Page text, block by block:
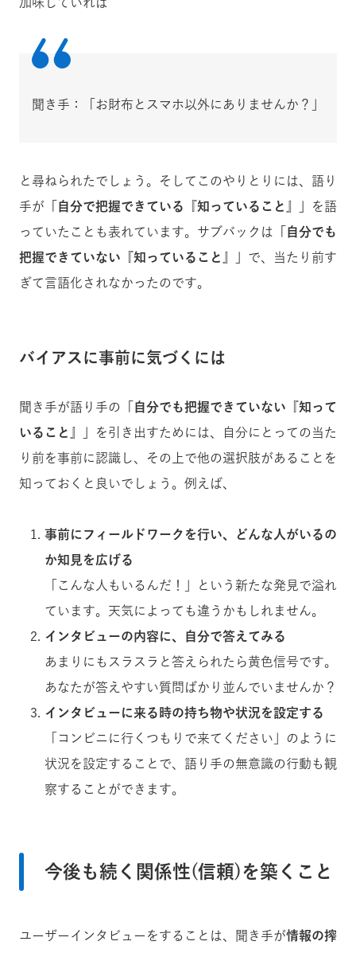
聞き手：「お財布とスマホ以外にありませんか？」
と尋ねられたでしょう。そしてこのやりとりには、語り
手が 「自分で把握できている『知っていること』」
を語
っていたことも表れています。サブバックは
「自分でも
把握できていない『知っていること』」 で、当たり前す
ぎて言語化されなかったのです。
バイアスに事前に気づくには
聞き手が語り手の 「自分でも把握できていない『知って
いること』」
を引き出すためには、自分にとっての当た
り前を事前に認識し、その上で他の選択肢があることを
知っておくと良いでしょう。例えば、
事前にフィールドワークを行い、どんな人がいるの
か知見を広げる
「こんな人もいるんだ！」という新たな発見で溢れ
ています。天気によっても違うかもしれません。
インタビューの内容に、自分で答えてみる
あまりにもスラスラと答えられたら黄色信号です。
あなたが答えやすい質問ばかり並んでいませんか？
インタビューに来る時の持ち物や状況を設定する
「コンビニに行くつもりで来てください」のように
状況を設定することで、語り手の無意識の行動も観
察することができます。
今後も続く関係性(信頼)を築くこと
ユーザーインタビューをすることは、聞き手が情報の搾